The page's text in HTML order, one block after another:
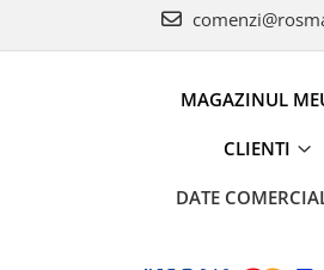
MAGAZINUL
CLIENTI
DATE